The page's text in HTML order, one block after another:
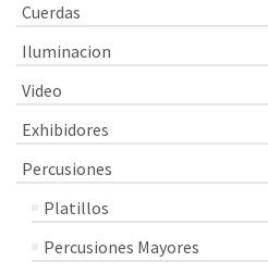
Cuerdas
Iluminacion
Video
Exhibidores
Percusiones
Platillos
Percusiones Mayores